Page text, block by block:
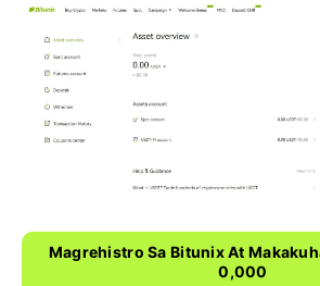
Magrehistro Sa Bitunix At
0,000